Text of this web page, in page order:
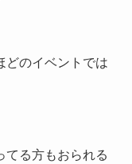
どのイベントでは
てる方もおられる